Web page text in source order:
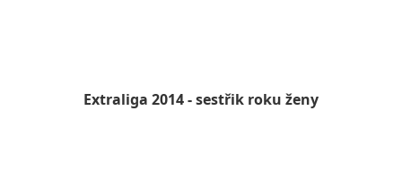
Extraliga 2014 - sestřik roku ženy